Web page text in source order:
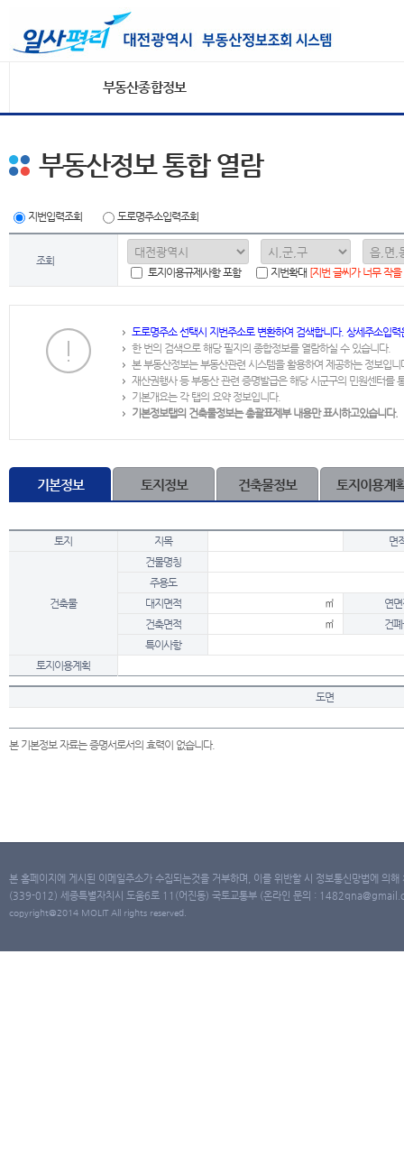
부동산종합정보
부동산정보 통합 열람
지번입력조회 도로명주소입력조회
조회
토지이용규제사항 포함
지번확대 [지번 글씨가 너무 작
도로명주소 선택시 지번주소로 변환하여 검색합니다. 상세주소입
한 번의 검색으로 해당 필지의 종합정보를 열람하실 수 있습니다.
본 부동산정보는 부동산관련 시스템을 활용하여 제공하는 정보입니
재산권행사 등 부동산 관련 증명발급은 해당 시군구의 민원센터를
기본개요는 각 탭의 요약 정보입니다.
기본정보탭의 건축물정보는 총괄표제부 내용만 표시하고있습니다.
기본정보 토지정보 건축물정보 토지이용계
토지 지목 면
건축물
건물명칭
주용도
대지면적
㎡
연
건축면적
㎡
건
특이사항
토지이용계획
도면
본 기본정보 자료는 증명서로서의 효력이 없습니다.
본 홈페이지에 게시된 이메일주소가 수집되는것을 거부하며, 이를 위반할 시 정보통신망법에 의
(339-012) 세종특별자치시 도움6로 11(어진동) 국토교통부 (온라인 문의 :
copyright@2014 MOLIT All rights reserved.